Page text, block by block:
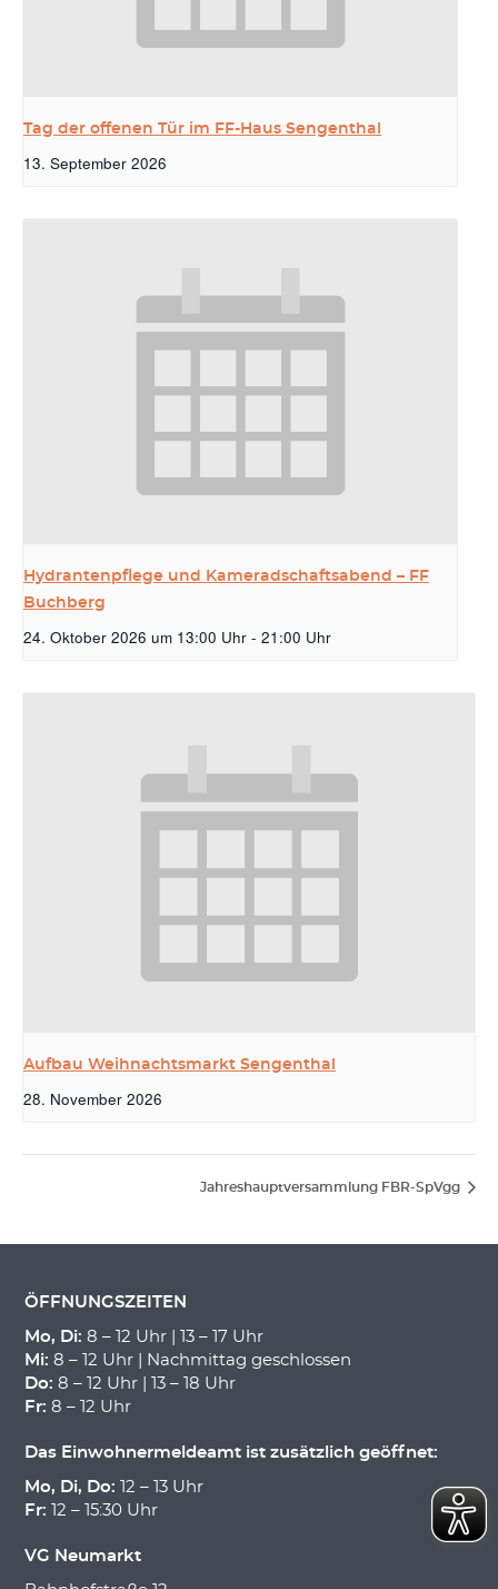
Tag der offenen Tür im FF-Haus Sengenthal
13. September 2026
Hydrantenpflege und Kameradschaftsabend – FF
Buchberg
24. Oktober 2026 um 13:00 Uhr - 21:00 Uhr
Aufbau Weihnachtsmarkt Sengenthal
28. November 2026
Jahreshauptversammlung FBR-SpVgg
ÖFFNUNGSZEITEN
Mo, Di: 8 – 12 Uhr | 13 – 17 Uhr
Mi: 8 – 12 Uhr | Nachmittag geschlossen
Do: 8 – 12 Uhr | 13 – 18 Uhr
Fr: 8 – 12 Uhr
Das Einwohnermeldeamt ist zusätzlich geöffnet:
Mo, Di, Do: 12 – 13 Uhr
Fr: 12 – 15:30 Uhr
VG Neumarkt